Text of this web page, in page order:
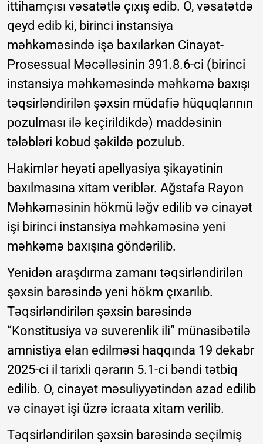
ittihamçısı vəsatətlə çıxış edib. O, vəsatətdə
qeyd edib ki, birinci instansiya
məhkəməsində işə baxılarkən Cinayət-
Prosessual Məcəlləsinin 391.8.6-ci (birinci
instansiya məhkəməsində məhkəmə baxışı
təqsirləndirilən şəxsin müdafiə hüquqlarının
pozulması ilə keçirildikdə) maddəsinin
tələbləri kobud şəkildə pozulub.
Hakimlər heyəti apellyasiya şikayətinin
baxılmasına xitam veriblər. Ağstafa Rayon
Məhkəməsinin hökmü ləğv edilib və cinayət
işi birinci instansiya məhkəməsinə yeni
məhkəmə baxışına göndərilib.
Yenidən araşdırma zamanı təqsirləndirilən
şəxsin barəsində yeni hökm çıxarılıb.
Təqsirləndirilən şəxsin barəsində
“Konstitusiya və suverenlik ili” münasibətilə
amnistiya elan edilməsi haqqında 19 dekabr
2025-ci il tarixli qərarın 5.1-ci bəndi tətbiq
edilib. O, cinayət məsuliyyətindən azad edilib
və cinayət işi üzrə icraata xitam verilib.
Təqsirləndirilən şəxsin barəsində seçilmiş